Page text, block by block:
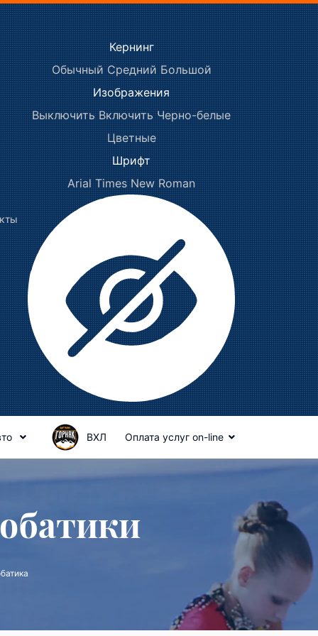
Кернинг
Обычный Средний Большой
Изображения
Выключить Включить Черно-белые
Цветные
Шрифт
Arial Times New Roman
ВХЛ Оплата услуг on-line